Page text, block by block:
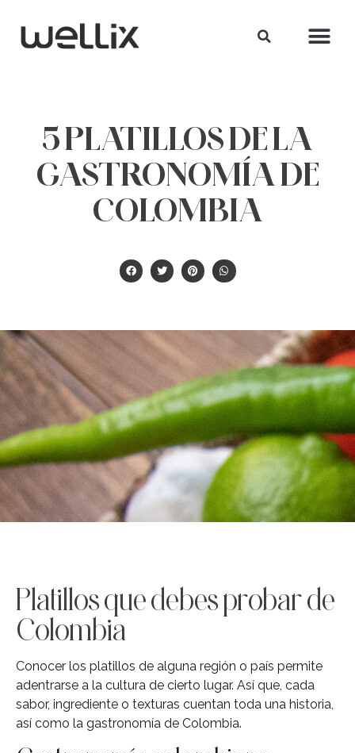
5 PLATILLOS DE LA
GASTRONOMÍA DE
COLOMBIA
Platillos que debes probar de
Colombia
Conocer los platillos de alguna región o país permite
adentrarse a la cultura de cierto lugar. Así que, cada
sabor, ingrediente o texturas cuentan toda una historia,
así como la gastronomía de Colombia.